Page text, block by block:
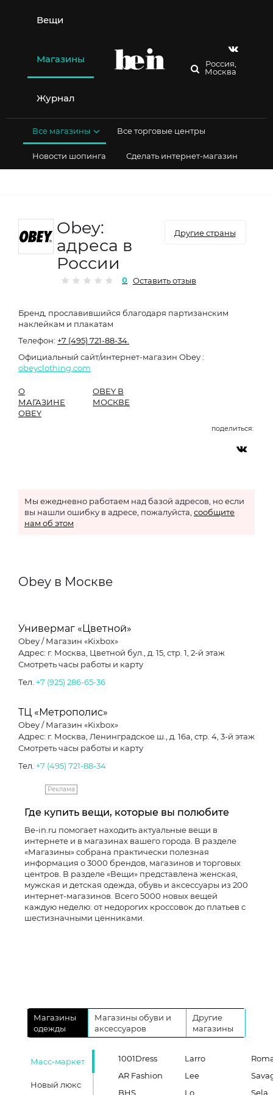
содержимому
Вещи
Магазины
Журнал
Россия,
Москва
Все магазины Все торговые центры
Новости шопинга Сделать интернет-магазин
Obey:
адреса в
России
Другие страны
0 Оставить отзыв
Бренд, прославившийся благодаря партизанским
наклейкам и плакатам
Телефон: +7 (495) 721-88-34.
Официальный сайт/интернет-магазин Obey :
obeyclothing.com
О
МАГАЗИНЕ
OBEY
OBEY В
МОСКВЕ
поделиться:
Мы ежедневно работаем над базой адресов, но если
вы нашли ошибку в адресе, пожалуйста, сообщите
нам об этом
Obey в Москве
Универмаг «Цветной»
Obey / Магазин «Kixbox»
Адрес: г. Москва, Цветной бул., д. 15, стр. 1, 2-й этаж
Смотреть часы работы и карту
Тел. +7 (925) 286-65-36
ТЦ «Метрополис»
Obey / Магазин «Kixbox»
Адрес: г. Москва, Ленинградское ш., д. 16а, стр. 4, 3-й этаж
Смотреть часы работы и карту
Тел. +7 (495) 721-88-34
Реклама
Где купить вещи, которые вы полюбите
Be-in.ru помогает находить актуальные вещи в
интернете и в магазинах вашего города. В разделе
«Магазины» собрана практически полезная
информация о 3000 брендов, магазинов и торговых
центров. В разделе «Вещи» представлена женская,
мужская и детская одежда, обувь и аксессуары из 200
интернет-магазинов. Всего 5000 новых вещей
каждую неделю: от недорогих кроссовок до платьев с
шестизначными ценниками.
Магазины
одежды
Магазины обуви и
аксессуаров
Другие
магазины
Масс-маркет
Новый люкс
1001Dress
AR Fashion
BHS
Larro
Lee
Lo
Sela